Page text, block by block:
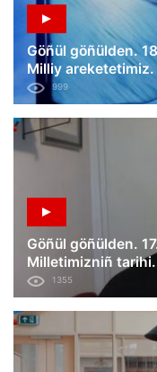
Göñül göñülden.
Milliy areketetimiz.
999
Göñül göñülden.
Milletimizniñ tarihi.
1355